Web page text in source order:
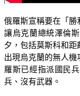
俄羅斯宣稱要在「勝
讓烏克蘭總統澤倫
夕，包括莫斯科和距
出現烏克蘭的無人
羅斯已經指派國民
兵、沒有武器。